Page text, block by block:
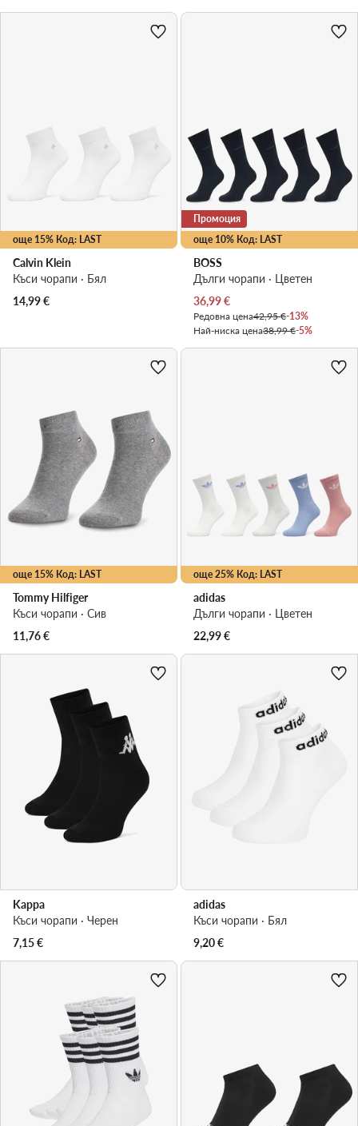
още 15% Код: LAST
Calvin Klein
Къси чорапи · Бял
14,99€
още 10% Код: LAST
Промоция
BOSS
Дълги чорапи · Цветен
Актуална цена
36,99€
Редовна цена42,95 €-13%
Най-ниска цена38,99 €-5%
още 15% Код: LAST
Tommy Hilfiger
Къси чорапи · Сив
11,76€
още 25% Код: LAST
adidas
Дълги чорапи · Цветен
22,99€
Kappa
Къси чорапи · Черен
7,15€
adidas
Къси чорапи · Бял
9,20€